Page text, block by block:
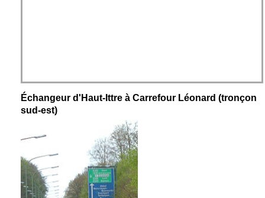
Échangeur d'Haut-Ittre à Carrefour Léonard (tronçon
sud-est)